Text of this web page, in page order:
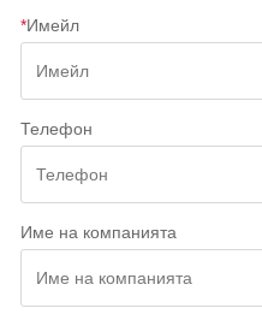
*Имейл
Телефон
Име на компанията